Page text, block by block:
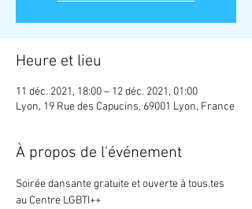
Heure et lieu
11 déc. 2021, 18:00 – 12 déc. 2021, 01:00
Lyon, 19 Rue des Capucins, 69001 Lyon, France
À propos de l'événement
Soirée dansante gratuite et ouverte à tous.tes
au Centre LGBTI++